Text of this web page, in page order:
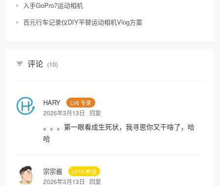
入手GoPro7运动相机
百元行车记录仪DIY平替运动相机Vlog方案
评论 (10)
HARY LV6 专家
2026年3月13日 回复
。。。第一眼看成生死状，我寻思你又干啥了，哈
哈
宗宗酱 LV10 神话
2026年3月13日 回复